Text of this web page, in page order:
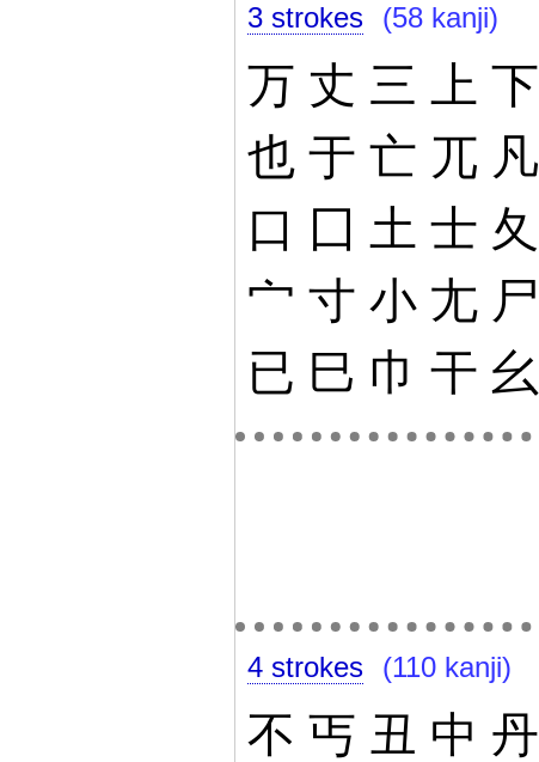
3 strokes (58 kanji)
万 丈 三 上 下
也 于 亡 兀 凡
口 囗 土 士 夂
宀 寸 小 尢 尸
已 巳 巾 干 幺
4 strokes (110 kanji)
不 丐 丑 中 丹